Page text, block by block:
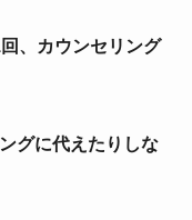
、カウンセリング
グに代えたりしな